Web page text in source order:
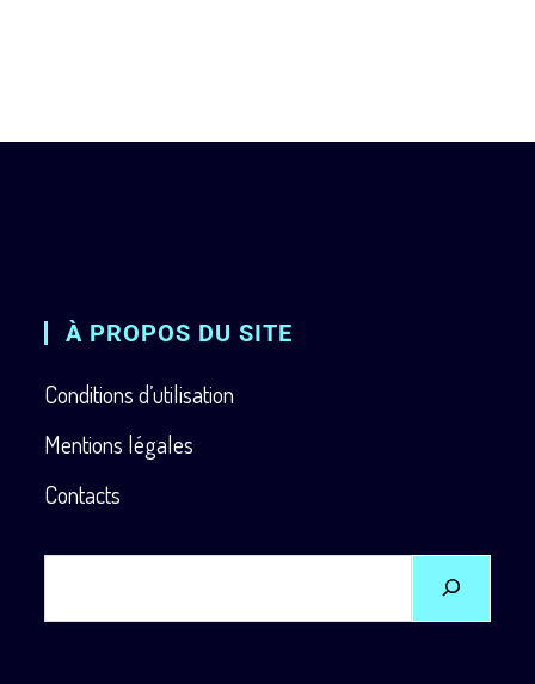
À PROPOS DU SITE
Conditions d’utilisation
Mentions légales
Contacts